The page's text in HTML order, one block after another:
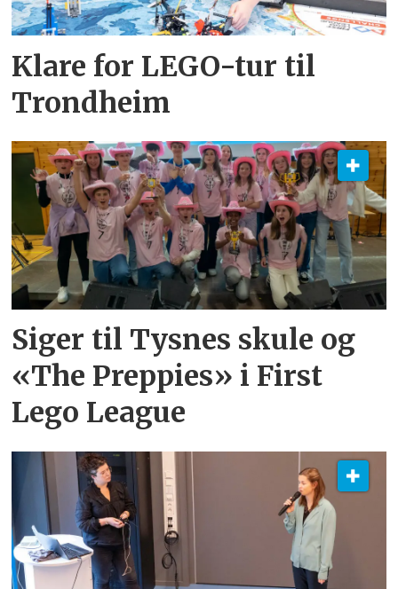
Klare for LEGO-tur til
Trondheim
Siger til Tysnes skule og
«The Preppies» i First
Lego League